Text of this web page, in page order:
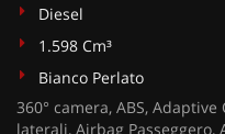
Diesel
1.598 Cm³
Bianco Perlato
360° camera, ABS,
laterali, Airbag